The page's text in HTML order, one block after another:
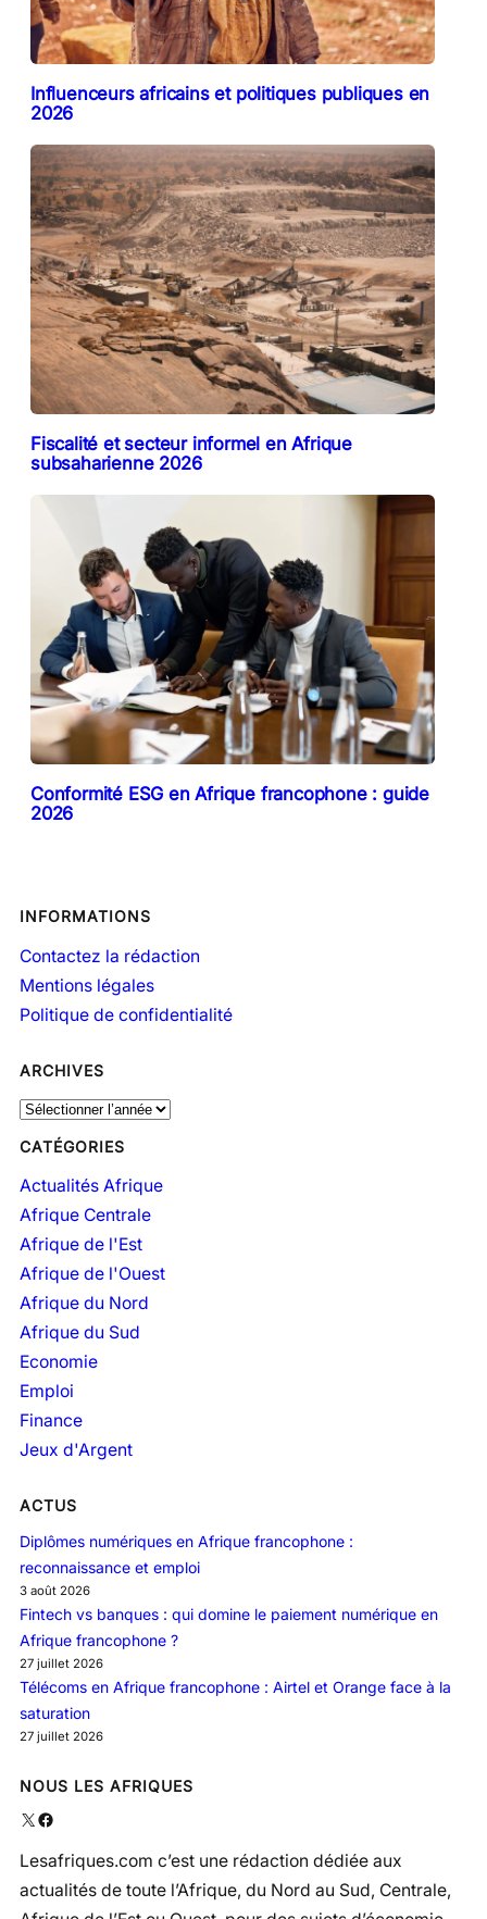
Influenceurs africains et politiques publiques en
2026
Fiscalité et secteur informel en Afrique
subsaharienne 2026
Conformité ESG en Afrique francophone : guide
2026
INFORMATIONS
Contactez la rédaction
Mentions légales
Politique de confidentialité
ARCHIVES
A
c
h
v
CATÉGORIES
Actualités Afrique
Afrique Centrale
Afrique de l'Est
Afrique de l'Ouest
Afrique du Nord
Afrique du Sud
Economie
Emploi
Finance
Jeux d'Argent
ACTUS
Diplômes numériques en Afrique francophone :
reconnaissance et emploi
3 août 2026
Fintech vs banques : qui domine le paiement numérique en
Afrique francophone ?
27 juillet 2026
Télécoms en Afrique francophone : Airtel et Orange face à la
saturation
27 juillet 2026
NOUS LES AFRIQUES
X Facebook
Lesafriques.com c’est une rédaction dédiée aux
actualités de toute l’Afrique, du Nord au Sud, Centrale,